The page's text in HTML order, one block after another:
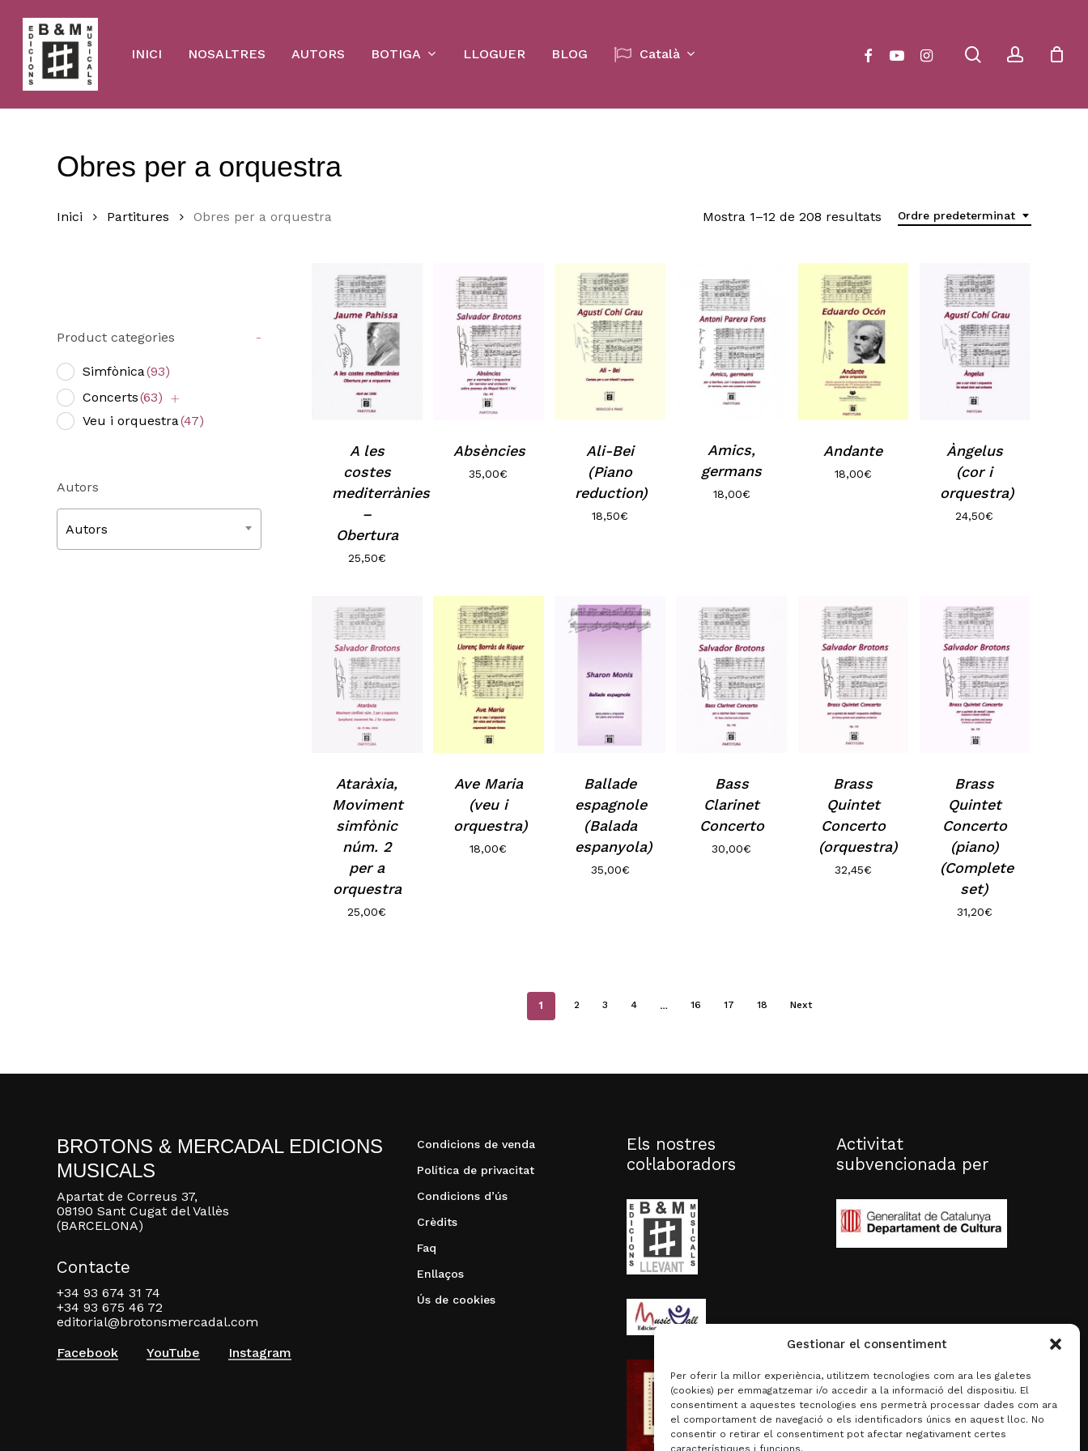
Gestionar el consentiment
Per oferir la millor experiència, utilitzem tecnologies com ara les galetes
(cookies) per emmagatzemar i/o accedir a la informació del dispositiu. El
consentiment a aquestes tecnologies ens permetrà processar dades com ara
el comportament de navegació o els identificadors únics en aquest lloc. No
consentir o retirar el consentiment pot afectar negativament certes
característiques i funcions.
main
content
INICI NOSALTRES AUTORS BOTIGA LLOGUER BLOG Català searchaccount
facebookyoutubeinstagram Cart
No hi ha productes a la cistella.
Obres per a orquestra
Ordre predeterminat
Mostra 1–12 de 208 resultats
Inici Partitures Obres per a orquestra
Product categories -
Simfònica(93)
Concerts(63)
Veu i orquestra(47)
Autors
Autors
A les
costes
mediterrànies
–
Obertura
25,50€
Absències
35,00€
Ali-Bei
(Piano
reduction)
18,50€
Amics,
germans
18,00€
Andante
18,00€
Àngelus
(cor i
orquestra)
24,50€
Ataràxia,
Moviment
simfònic
núm. 2
per a
orquestra
25,00€
Ave Maria
(veu i
orquestra)
18,00€
Ballade
espagnole
(Balada
espanyola)
35,00€
Bass
Clarinet
Concerto
30,00€
Brass
Quintet
Concerto
(orquestra)
32,45€
Brass
Quintet
Concerto
(piano)
(Complete
set)
31,20€
1 2 3 4 … 16 17 18 Next
BROTONS & MERCADAL EDICIONS
MUSICALS
Apartat de Correus 37,
08190 Sant Cugat del Vallès
(BARCELONA)
Contacte
+34 93 674 31 74
+34 93 675 46 72
editorial@brotonsmercadal.com
Facebook
YouTube Instagram
Condicions de venda
Política de privacitat
Condicions d’ús
Crèdits
Faq
Enllaços
Ús de cookies
Els nostres
col·laboradors
Activitat
subvencionada per